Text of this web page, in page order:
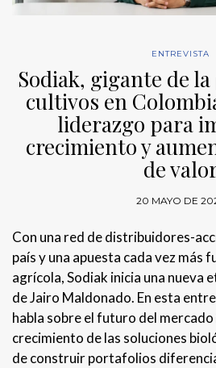
ENTREVISTA
Sodiak, gigante de
cultivos en
liderazgo para
crecimiento y
de
20 MAYO DE
Con una red de distribuidores-
país y una apuesta cada vez más
agrícola, Sodiak inicia una nueva
de Jairo Maldonado. En esta
habla sobre el futuro del
crecimiento de las soluciones
de construir portafolios